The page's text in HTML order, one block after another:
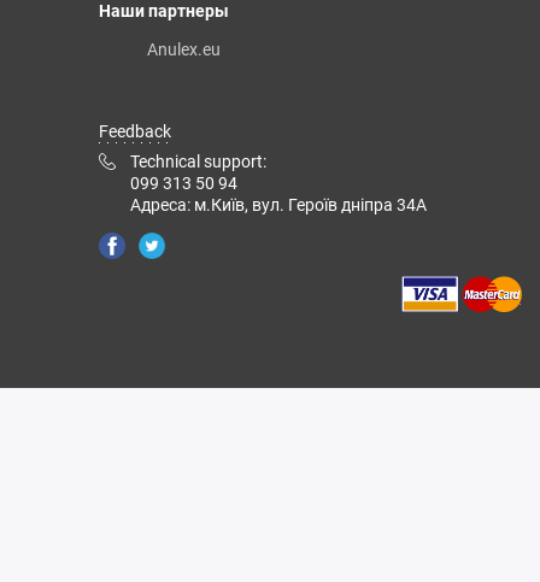
Наши партнеры
Anulex.eu
Feedback
Technical support:
099 313 50 94
Адреса: м.Київ, вул. Героїв дніпра 34А